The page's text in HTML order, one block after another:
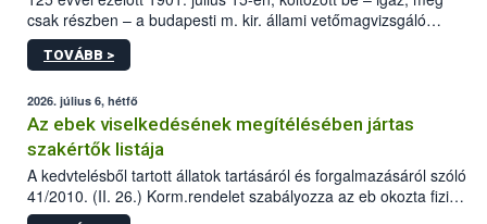
csak részben – a budapesti m. kir. állami vetőmagvizsgáló
állomás a Kis Rókus utca 15. szám alatti, Czigler Győző által
tervezett új épületébe.
TOVÁBB >
2026. július 6, hétfő
Az ebek viselkedésének megítélésében jártas
szakértők listája
A kedvtelésből tartott állatok tartásáról és forgalmazásáról szóló
41/2010. (II. 26.) Korm.rendelet szabályozza az eb okozta fizikai
sérülés, illetve ennek veszélye keletkezésekor felmerülő